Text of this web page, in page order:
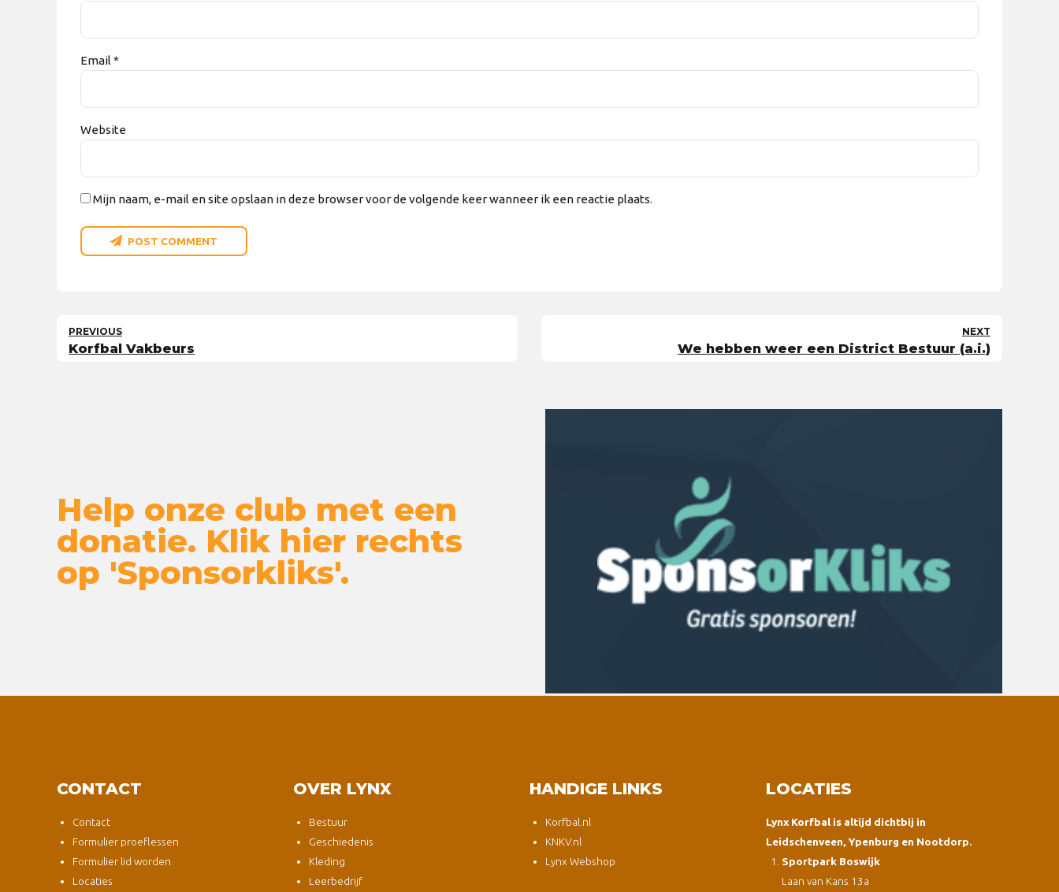
Email *
Website
Mijn naam, e-mail en site opslaan in deze browser voor de volgende keer wanneer ik een reactie plaats.
POST COMMENT
PREVIOUS
Korfbal Vakbeurs
NEXT
We hebben weer een District Bestuur (a.i.)
Help onze club met een
donatie. Klik hier rechts
op 'Sponsorkliks'.
CONTACT
Contact
Formulier proeflessen
Formulier lid worden
Locaties
OVER LYNX
Bestuur
Geschiedenis
Kleding
Leerbedrijf
HANDIGE LINKS
Korfbal.nl
KNKV.nl
Lynx Webshop
LOCATIES
Lynx Korfbal is altijd dichtbij in
Leidschenveen, Ypenburg en Nootdorp.
Sportpark Boswijk
Laan van Kans 13a